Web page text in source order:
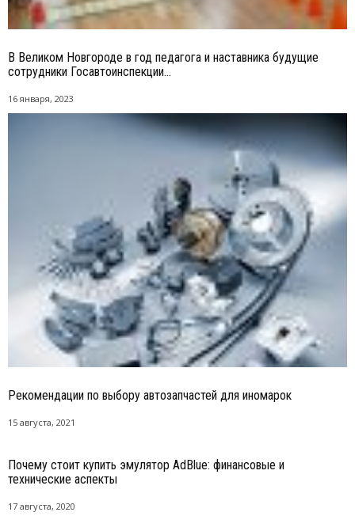
В Великом Новгороде в год педагога и наставника будущие
сотрудники Госавтоинспекции...
16 января, 2023
Рекомендации по выбору автозапчастей для иномарок
15 августа, 2021
Почему стоит купить эмулятор AdBlue: финансовые и
технические аспекты
17 августа, 2020